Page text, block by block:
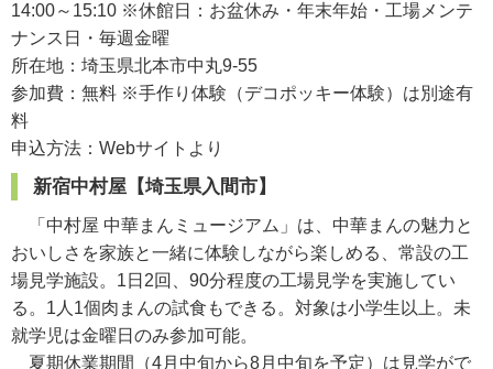
14:00～15:10 ※休館日：お盆休み・年末年始・工場メンテ
ナンス日・毎週金曜
所在地：埼玉県北本市中丸9-55
参加費：無料 ※手作り体験（デコポッキー体験）は別途有
料
申込方法：Webサイトより
新宿中村屋【埼玉県入間市】
「中村屋 中華まんミュージアム」は、中華まんの魅力と
おいしさを家族と一緒に体験しながら楽しめる、常設の工
場見学施設。1日2回、90分程度の工場見学を実施してい
る。1人1個肉まんの試食もできる。対象は小学生以上。未
就学児は金曜日のみ参加可能。
夏期休業期間（4月中旬から8月中旬を予定）は見学がで